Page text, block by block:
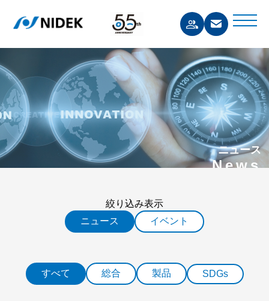
ニュース
News
絞り込み表示
ニュース
イベント
すべて 総合 製品 SDGs